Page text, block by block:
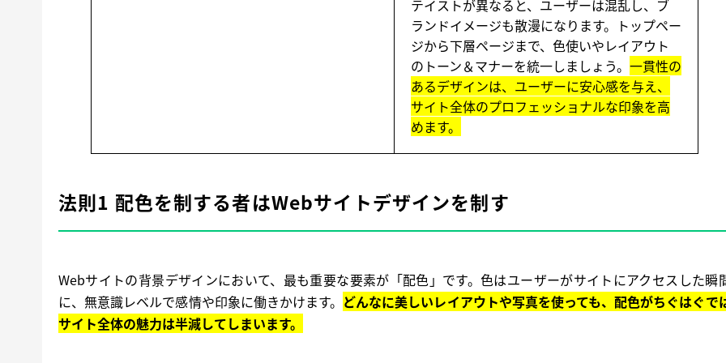
テイストが異なると、ユーザーは混乱し、ブ
ランドイメージも散漫になります。トップペー
ジから下層ページまで、色使いやレイアウト
のトーン＆マナーを統一しましょう。 一貫性の
あるデザインは、ユーザーに安心感を与え、
サイト全体のプロフェッショナルな印象を高
めます。
法則1 配色を制する者はWebサイトデザインを制す
Webサイトの背景デザインにおいて、最も重要な要素が「配色」です。色はユーザーがサイトにアクセスした瞬
に、無意識レベルで感情や印象に働きかけます。 どんなに美しいレイアウトや写真を使っても、配色がちぐはぐで
サイト全体の魅力は半減してしまいます。